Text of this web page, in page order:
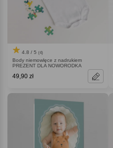
4.8 / 5 (4)
Body niemowlęce z nadrukiem
PREZENT DLA NOWORODKA
49,90 zł